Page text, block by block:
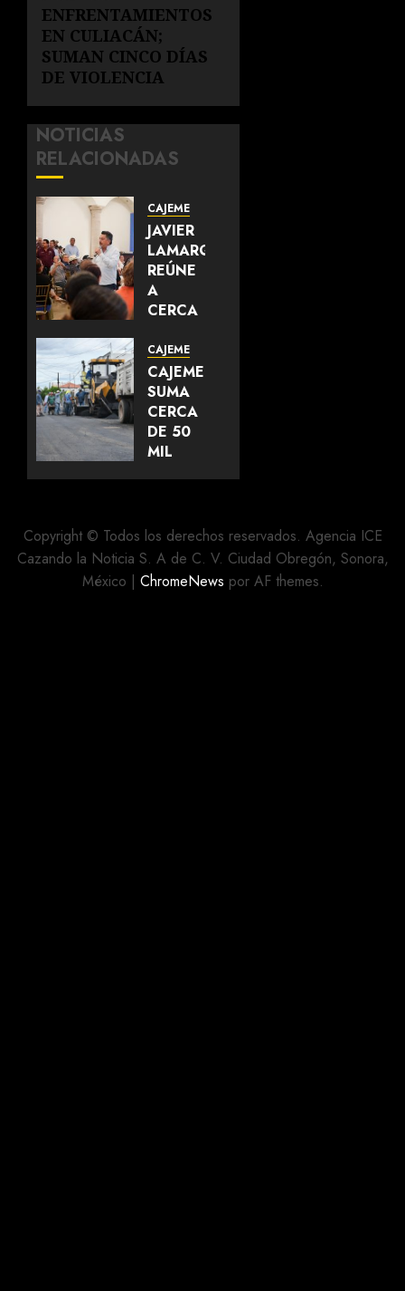
entrada:
ENFRENTAMIENTOS
EN CULIACÁN;
SUMAN CINCO DÍAS
DE VIOLENCIA
NOTICIAS
RELACIONADAS
CAJEME
JAVIER
LAMARQUE
REÚNE
A
CERCA
LÍDERES
DEL
SUR DE
SONORA
Y
FORTALECE
MOVIMIENTO
2026
CAJEME
CAJEME
SUMA
CERCA
DE 50
MIL
CALLES
REHABILITADAS
AGOSTO 5,
Copyright © Todos los derechos reservados. Agencia ICE
Cazando la Noticia S. A de C. V. Ciudad Obregón, Sonora,
México | ChromeNews por AF themes.